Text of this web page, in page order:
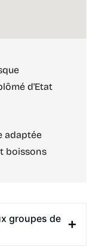
d'Etat
adaptée
boissons
groupes de